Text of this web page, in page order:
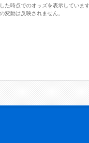
た時点でのオッズを表示していま
変動は反映されません。